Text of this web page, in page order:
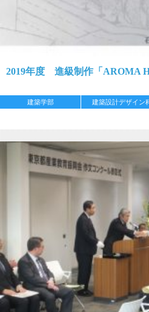
2019年度 進級制作「AROMA
建築学部 建築設計デザイン